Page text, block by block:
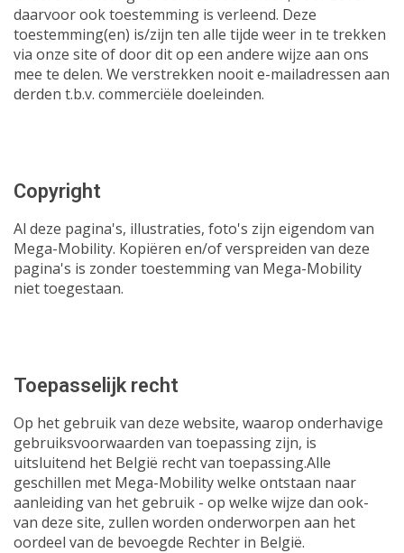
daarvoor ook toestemming is verleend. Deze
toestemming(en) is/zijn ten alle tijde weer in te trekken
via onze site of door dit op een andere wijze aan ons
mee te delen. We verstrekken nooit e-mailadressen aan
derden t.b.v. commerciële doeleinden.
Copyright
Al deze pagina's, illustraties, foto's zijn eigendom van
Mega-Mobility. Kopiëren en/of verspreiden van deze
pagina's is zonder toestemming van Mega-Mobility
niet toegestaan.
Toepasselijk recht
Op het gebruik van deze website, waarop onderhavige
gebruiksvoorwaarden van toepassing zijn, is
uitsluitend het België recht van toepassing.Alle
geschillen met Mega-Mobility welke ontstaan naar
aanleiding van het gebruik - op welke wijze dan ook-
van deze site, zullen worden onderworpen aan het
oordeel van de bevoegde Rechter in België.